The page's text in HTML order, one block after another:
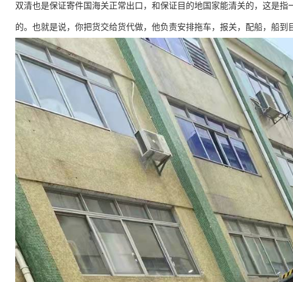
双清也是保证寄件国海关正常出口，和保证目的地国家能清关的，这是
的。也就是说，你把货交给货代做，他负责安排拖车，报关，配船，船到